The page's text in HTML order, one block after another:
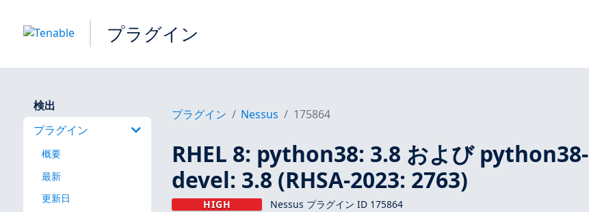
プラグイン
検出
プラグイン
概要
最新
更新日
プラグイン Nessus 175864
RHEL 8: python38: 3.8 および python38-
devel: 3.8 (RHSA-2023: 2763)
HIGH Nessus プラグイン ID 175864